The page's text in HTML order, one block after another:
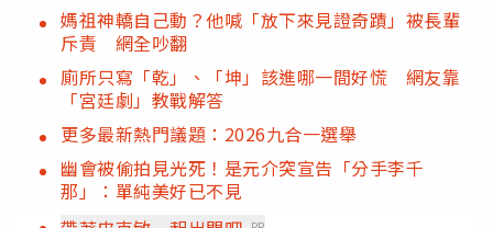
媽祖神轎自己動？他喊「放下來見證奇蹟」被長輩
斥責 網全吵翻
廁所只寫「乾」、「坤」該進哪一間好慌 網友靠
「宮廷劇」教戰解答
更多最新熱門議題：2026九合一選舉
幽會被偷拍見光死！是元介突宣告「分手李千
那」：單純美好已不見